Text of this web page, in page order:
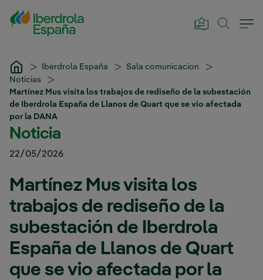
Saltar al contenido principal
Iberdrola España
Sala comunicacion
Noticias
Martínez Mus visita los trabajos de rediseño de la subestación
de Iberdrola España de Llanos de Quart que se vio afectada
por la DANA
Noticia
22/05/2026
Martínez Mus visita los
trabajos de rediseño de la
subestación de Iberdrola
España de Llanos de Quart
que se vio afectada por la